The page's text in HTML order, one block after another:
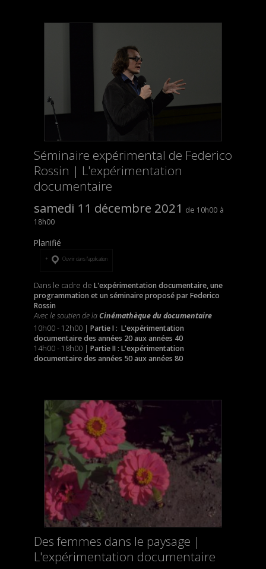
Séminaire expérimental de Federico
Rossin | L'expérimentation
documentaire
samedi 11 décembre 2021
10h00
18h00
Planifié
Ouvrir dans l’application
Dans le cadre de L'expérimentation documentaire, une
programmation et un séminaire proposé par Federico
Rossin
Avec le soutien de laCinémathèque du documentaire
10h00 - 12h00 | Partie I : L'expérimentation
documentaire des années 20 aux années 40
14h00 - 18h00 | Partie II: L'expérimentation
documentaire des années 50 aux années 80
Des femmes dans le paysage |
L'expérimentation documentaire